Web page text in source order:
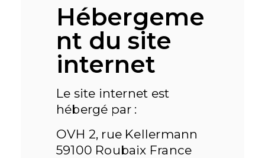
Hébergeme
nt du site
internet
Le site internet est
hébergé par :
OVH 2, rue Kellermann
59100 Roubaix France